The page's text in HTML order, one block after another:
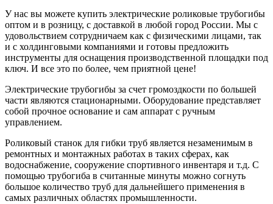
У нас вы можете купить электрические роликовые трубогибы
оптом и в розницу, с доставкой в любой город России. Мы с
удовольствием сотрудничаем как с физическими лицами, так
и с холдинговыми компаниями и готовы предложить
инструменты для оснащения производственной площадки под
ключ. И все это по более, чем приятной цене!
Электрические трубогибы за счет громоздкости по большей
части являются стационарными. Оборудование представляет
собой прочное основание и сам аппарат с ручным
управлением.
Роликовый станок для гибки труб является незаменимым в
ремонтных и монтажных работах в таких сферах, как
водоснабжение, сооружение спортивного инвентаря и т.д. С
помощью трубогиба в считанные минуты можно согнуть
большое количество труб для дальнейшего применения в
самых различных областях промышленности.